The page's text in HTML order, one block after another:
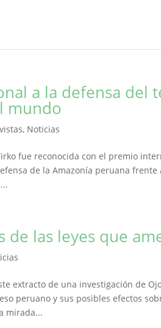
a la defensa del
mundo
, Noticias
fue reconocida con el premio
de la Amazonía peruana
de las leyes que
extracto de una investigación de
peruano y sus posibles efectos
mirada...